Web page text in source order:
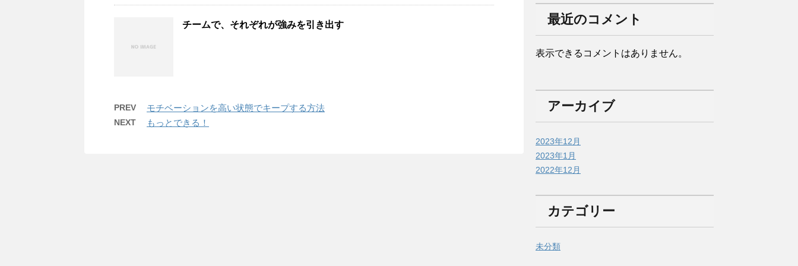
チームで、それぞれが強みを引き出す
PREV モチベーションを高い状態でキープする方法
NEXT もっとできる！
最近のコメント
表示できるコメントはありません。
アーカイブ
2023年12月
2023年1月
2022年12月
カテゴリー
未分類